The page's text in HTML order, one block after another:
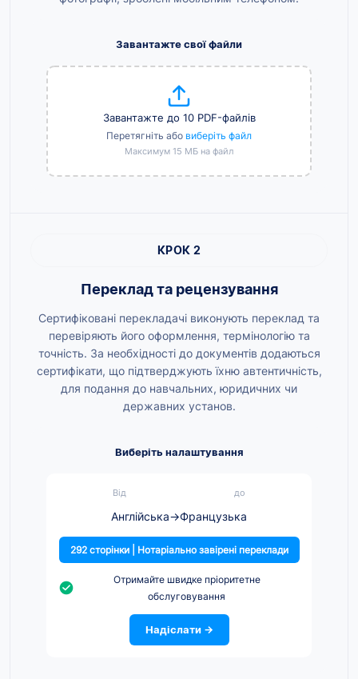
Завантажте свої файли
Завантажте до 10 PDF-файлів
Перетягніть або виберіть файл
Максимум 15 МБ на файл
КРОК 2
Переклад та рецензування
Сертифіковані перекладачі виконують переклад та
перевіряють його оформлення, термінологію та
точність. За необхідності до документів додаються
сертифікати, що підтверджують їхню автентичність,
для подання до навчальних, юридичних чи
державних установ.
Виберіть налаштування
Від до
Англійська→Французька
292 сторінки | Нотаріально завірені переклади
Отримайте швидке пріоритетне
обслуговування
Надіслати →